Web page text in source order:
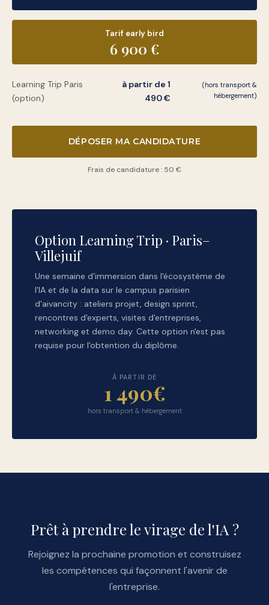
Tarif early bird
6 900 €
Learning Trip Paris
(option)
à partir de 1
490 €
(hors transport &
hébergement)
DÉPOSER MA CANDIDATURE
Frais de candidature : 50 €
Option Learning Trip · Paris–
Villejuif
Une semaine d'immersion dans l'écosystème de
l'IA et de la data sur le campus parisien
d'aivancity : ateliers projet, design sprint,
rencontres d'experts, visites d'entreprises,
networking et demo day. Cette option n'est pas
requise pour l'obtention du diplôme.
À PARTIR DE
1 490€
hors transport & hébergement
Prêt à prendre le virage de l'IA ?
Rejoignez la prochaine promotion et construisez
les compétences qui façonnent l'avenir de
l'entreprise.